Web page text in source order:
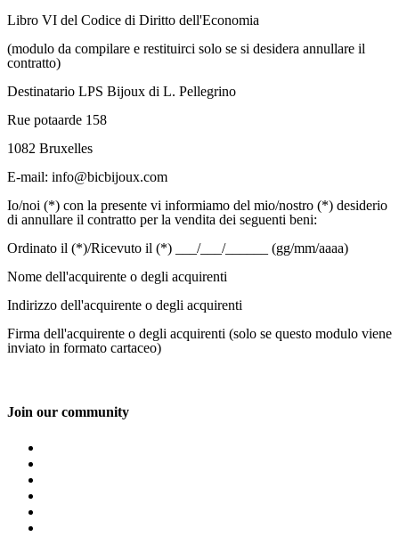
Libro VI del Codice di Diritto dell'Economia
(modulo da compilare e restituirci solo se si desidera annullare il
contratto)
Destinatario LPS Bijoux di L. Pellegrino
Rue potaarde 158
1082 Bruxelles
E-mail: info@bicbijoux.com
Io/noi (*) con la presente vi informiamo del mio/nostro (*) desiderio
di annullare il contratto per la vendita dei seguenti beni:
Ordinato il (*)/Ricevuto il (*) ___/___/______ (gg/mm/aaaa)
Nome dell'acquirente o degli acquirenti
Indirizzo dell'acquirente o degli acquirenti
Firma dell'acquirente o degli acquirenti (solo se questo modulo viene
inviato in formato cartaceo)
Join our community